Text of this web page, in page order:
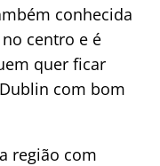
conhecida
centro e é
quer ficar
com bom
região com